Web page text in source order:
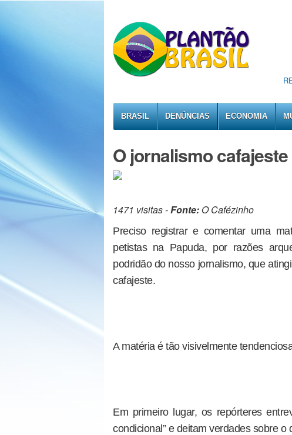
BRASIL DENÚNCIAS ECONOMIA
O jornalismo
1471 visitas -Fonte: O Cafézinho
Preciso registrar e comentar uma
petistas na Papuda, por razões
podridão do nosso jornalismo, que
cafajeste.
A matéria é tão visivelmente
Em primeiro lugar, os repórteres
condicional” e deitam verdades sobre o